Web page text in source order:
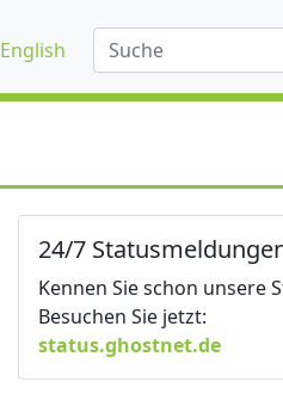
English
24/7
Kennen Sie schon unsere
Besuchen Sie jetzt:
status.ghostnet.de